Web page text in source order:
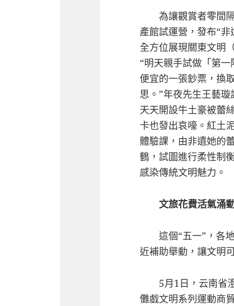
為讓觀賞者零間
產館試運營，發布“非
全方位展現關東文明
“明天親手試做「第
便宜的一張鈔票，換
思。”年夜先生王藝
天天開設牛土豪被蕾
卡也發出哀嚎。紅土
體驗課，由非遺她的
鶴，試圖進行柔性制
感染傳統文明魅力。
文旅花費活氣涌
這個“五一”，各
近補助舉動，讓文明
5月1日，云南省
儺戲文明系列運動商